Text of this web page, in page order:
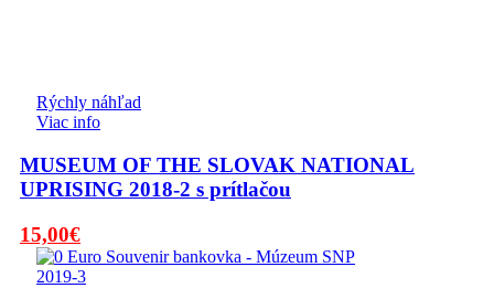
Rýchly náhľad
Viac info
MUSEUM OF THE SLOVAK NATIONAL
UPRISING 2018-2 s prítlačou
Pôvodná
cena
bola:
15,00€Aktuálna
cena
je: